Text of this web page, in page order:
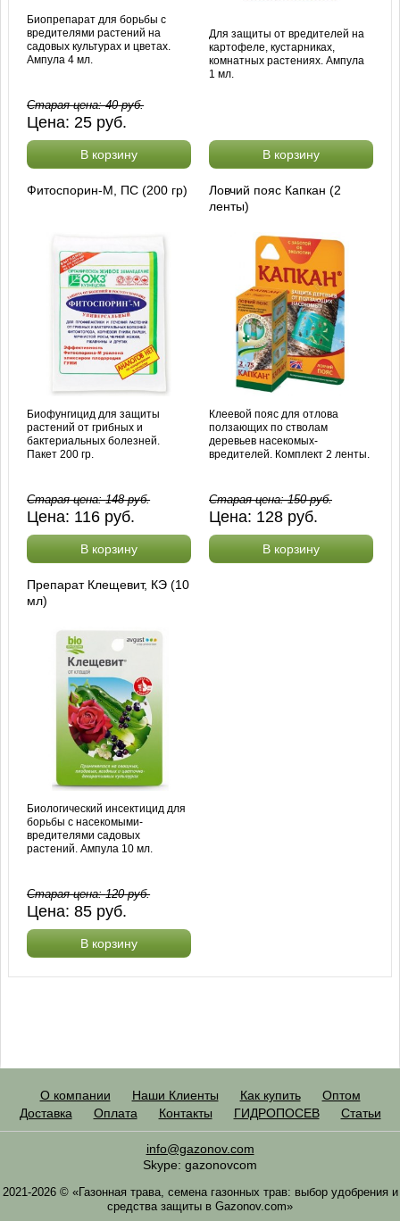
Биопрепарат для борьбы с
вредителями растений на
садовых культурах и цветах.
Ампула 4 мл.
Старая цена:40руб.
Цена: 25 руб.
В корзину
Для защиты от вредителей на
картофеле, кустарниках,
комнатных растениях. Ампула
1 мл.
В корзину
Фитоспорин-М, ПС (200 гр)
Биофунгицид для защиты
растений от грибных и
бактериальных болезней.
Пакет 200 гр.
Старая цена:148руб.
Цена: 116 руб.
В корзину
Ловчий пояс Капкан (2
ленты)
Клеевой пояс для отлова
ползающих по стволам
деревьев насекомых-
вредителей. Комплект 2 ленты.
Старая цена:150руб.
Цена: 128 руб.
В корзину
Препарат Клещевит, КЭ (10
мл)
Биологический инсектицид для
борьбы с насекомыми-
вредителями садовых
растений. Ампула 10 мл.
Старая цена:120руб.
Цена:85 руб.
В корзину
О компании Наши Клиенты Как купить
Оптом
Доставка
Оплата Контакты ГИДРОПОСЕВ Статьи
info@gazonov.com
Skype: gazonovcom
2021-2026 © «Газонная трава, семена газонных трав: выбор удобрения и
средства защиты в Gazonov.com»